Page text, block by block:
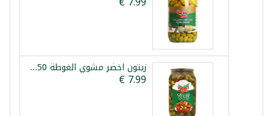
زيتون اخضر مشوي الغوطة 950 غرام